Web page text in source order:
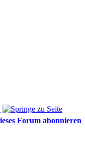
Forum abonnieren